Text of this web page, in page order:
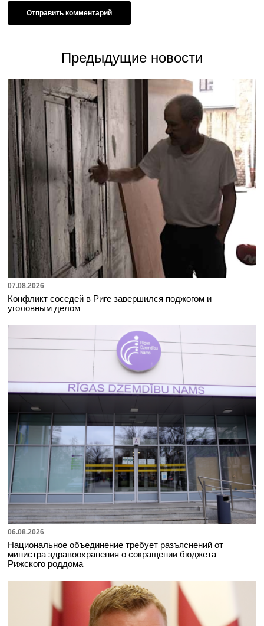
Предыдущие новости
07.08.2026
Конфликт соседей в Риге завершился поджогом и
уголовным делом
06.08.2026
Национальное объединение требует разъяснений от
министра здравоохранения о сокращении бюджета
Рижского роддома